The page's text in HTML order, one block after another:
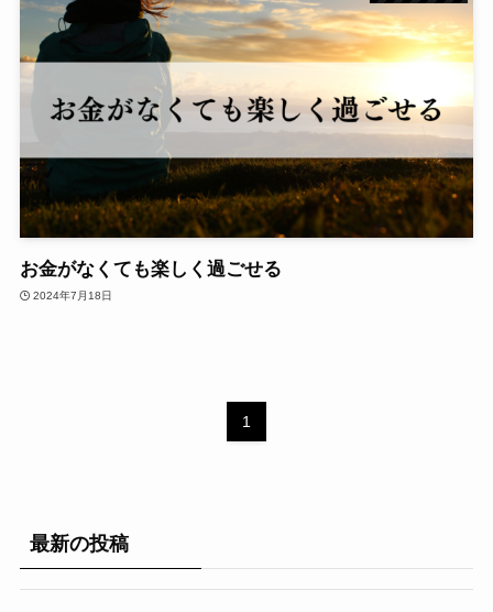
お金がなくても楽しく過ごせる
2024年7月18日
1
最新の投稿